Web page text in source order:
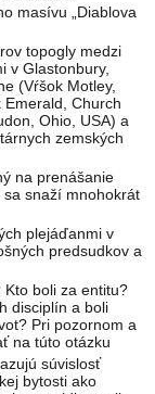
masívu „Diablova
topogly medzi
v Glastonbury,
(Vŕšok Motley,
Emerald, Church
Ohio, USA) a
zemských
na prenášanie
snaží mnohokrát
plejáďanmi v
predsudkov a
boli za entitu?
disciplín a boli
Pri pozornom a
na túto otázku
súvislosť
bytosti ako